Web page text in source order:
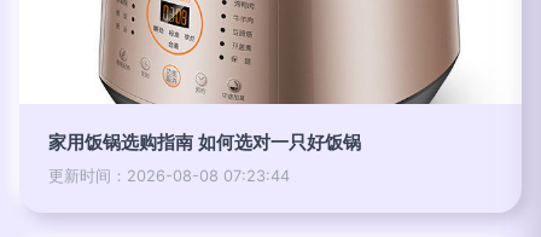
家用饭锅选购指南 如何选对一只好饭锅
更新时间：2026-08-08 07:23:44